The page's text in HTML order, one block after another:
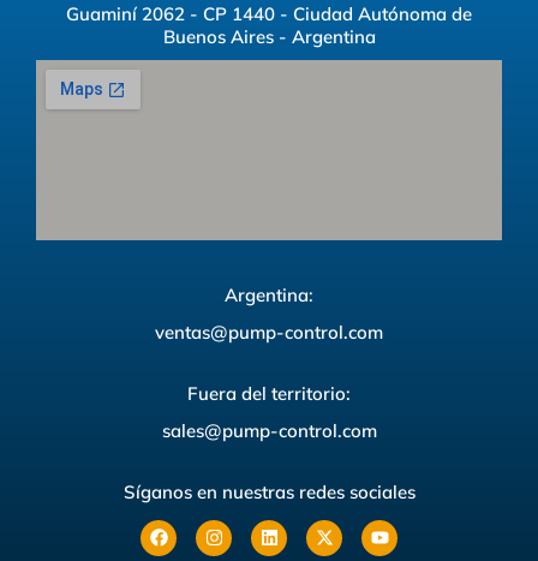
Guaminí 2062 - CP 1440 - Ciudad Autónoma de
Buenos Aires - Argentina
Argentina:
ventas@pump-control.com
Fuera del territorio:
sales@pump-control.com
Síganos en nuestras redes sociales